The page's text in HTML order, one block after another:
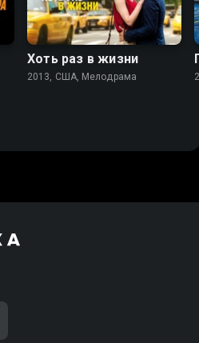
Хоть раз в жизни
2013, США, Мелодрама